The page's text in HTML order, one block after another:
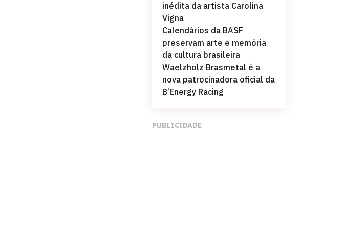
inédita da artista Carolina
Vigna
Calendários da BASF
preservam arte e memória
da cultura brasileira
Waelzholz Brasmetal é a
nova patrocinadora oficial da
B’Energy Racing
PUBLICIDADE